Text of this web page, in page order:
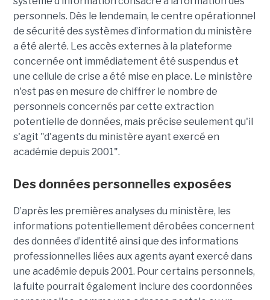
personnels. Dès le lendemain, le centre opérationnel
de sécurité des systèmes d’information du ministère
a été alerté. Les accès externes à la plateforme
concernée ont immédiatement été suspendus et
une cellule de crise a été mise en place. Le ministère
n'est pas en mesure de chiffrer le nombre de
personnels concernés par cette extraction
potentielle de données, mais précise seulement qu'il
s'agit "d'agents du ministère ayant exercé en
académie depuis 2001".
Des données personnelles exposées
D’après les premières analyses du ministère, les
informations potentiellement dérobées concernent
des données d’identité ainsi que des informations
professionnelles liées aux agents ayant exercé dans
une académie depuis 2001. Pour certains personnels,
la fuite pourrait également inclure des coordonnées